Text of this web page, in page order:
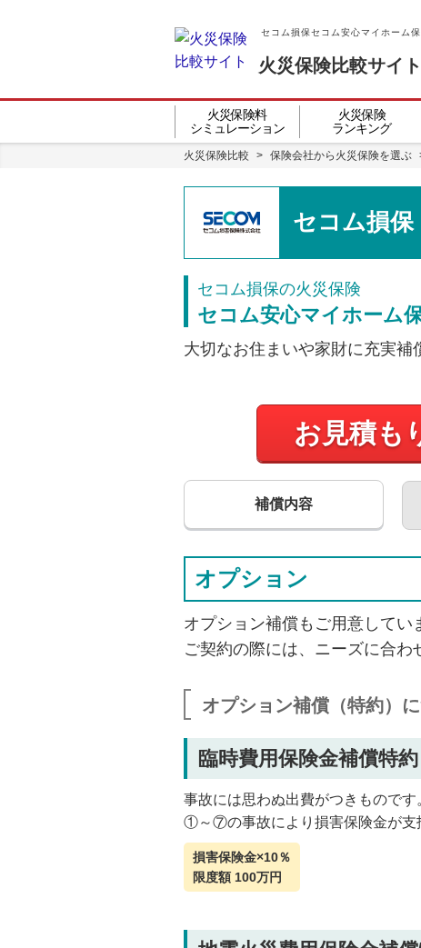
セコム損保セコム安心マイホーム
火災保険比較サイト
火災保険料
シミュレーション
火災保険
ランキング
火災保険比較 > 保険会社から火災保険を選ぶ
セコム損保
セコム損保の火災保険
セコム安心マイホーム
大切なお住まいや家財に充実補
お見積も
補償内容
オプション
オプション補償もご用意してい
ご契約の際には、ニーズに合わ
オプション補償（特約）
臨時費用保険金補償特約
事故には思わぬ出費がつきものです
①～⑦の事故により損害保険金が支
損害保険金×10％
限度額 100万円